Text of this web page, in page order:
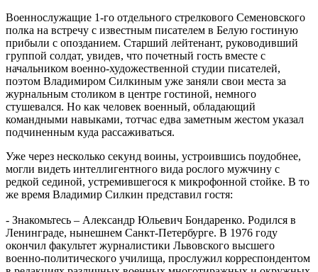
Военнослужащие 1-го отдельного стрелкового Семеновского
полка на встречу с известным писателем в Белую гостиную
прибыли с опозданием. Старший лейтенант, руководивший
группой солдат, увидев, что почетный гость вместе с
начальником военно-художественной студии писателей,
поэтом Владимиром Силкиным уже заняли свои места за
журнальным столиком в центре гостиной, немного
стушевался. Но как человек военный, обладающий
командными навыками, тотчас едва заметным жестом указал
подчиненным куда рассаживаться.
Уже через несколько секунд воины, устроившись поудобнее,
могли видеть интеллигентного вида рослого мужчину с
редкой сединой, устремившегося к микрофонной стойке. В то
же время Владимир Силкин представил гостя:
- Знакомьтесь – Александр Юльевич Бондаренко. Родился в
Ленинграде, нынешнем Санкт-Петербурге. В 1976 году
окончил факультет журналистики Львовского высшего
военно-политического училища, прослужил корреспондентом